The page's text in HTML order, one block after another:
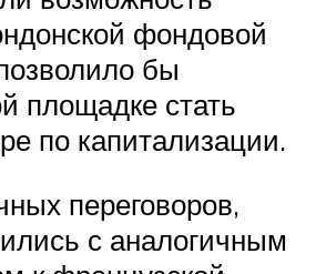
фондовой
бы
площадке стать
по капитализации.
переговоров,
с аналогичным